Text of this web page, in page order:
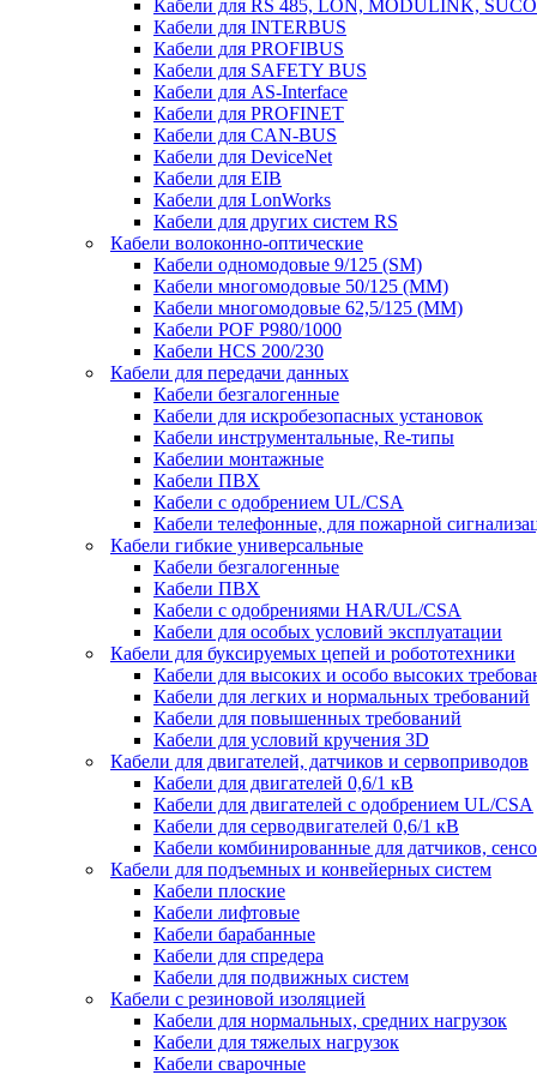
Кабели для RS 485, LON, MODULINK,
Кабели для INTERBUS
Кабели для PROFIBUS
Кабели для SAFETY BUS
Кабели для AS-Interface
Кабели для PROFINET
Кабели для CAN-BUS
Кабели для DeviceNet
Кабели для EIB
Кабели для LonWorks
Кабели для других систем RS
Кабели волоконно-оптические
Кабели одномодовые 9/125 (SM)
Кабели многомодовые 50/125 (ММ)
Кабели многомодовые 62,5/125 (ММ)
Кабели POF P980/1000
Кабели HCS 200/230
Кабели для передачи данных
Кабели безгалогенные
Кабели для искробезопасных установок
Кабели инструментальные, Re-типы
Кабелии монтажные
Кабели ПВХ
Кабели с одобрением UL/CSA
Кабели телефонные, для пожарной
Кабели гибкие универсальные
Кабели безгалогенные
Кабели ПВХ
Кабели с одобрениями HAR/UL/CSA
Кабели для особых условий эксплуатации
Кабели для буксируемых цепей и робототехники
Кабели для высоких и особо высоких
Кабели для легких и нормальных требований
Кабели для повышенных требований
Кабели для условий кручения 3D
Кабели для двигателей, датчиков и сервоприводов
Кабели для двигателей 0,6/1 кВ
Кабели для двигателей с одобрением UL/CSA
Кабели для серводвигателей 0,6/1 кВ
Кабели комбинированные для датчиков,
Кабели для подъемных и конвейерных систем
Кабели плоские
Кабели лифтовые
Кабели барабанные
Кабели для спредера
Кабели для подвижных систем
Кабели с резиновой изоляцией
Кабели для нормальных, средних нагрузок
Кабели для тяжелых нагрузок
Кабели сварочные